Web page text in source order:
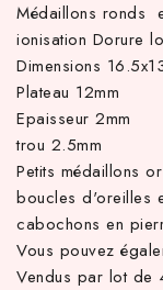
d'achat hors
Médaillons ronds
ionisation Dorure
Dimensions
Plateau 12mm
Epaisseur 2mm
trou 2.5mm
Petits médaillons
boucles d'oreilles
cabochons en
Vous pouvez
Vendus par lot de